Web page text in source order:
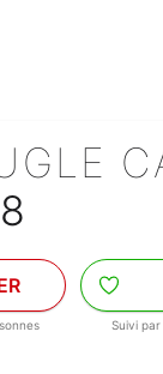
Suivi par